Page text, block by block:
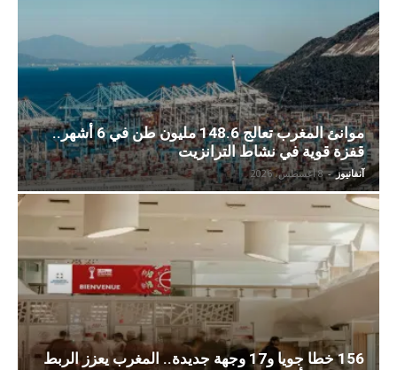
موانئ المغرب تعالج 148.6 مليون طن في 6 أشهر..
قفزة قوية في نشاط الترانزيت
آنفانيوز - 8 أغسطس، 2026
156 خطا جويا و17 وجهة جديدة.. المغرب يعزز الربط